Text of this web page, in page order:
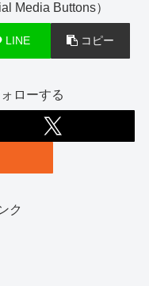
Media Buttons）
LINE コピー
ローする
ク